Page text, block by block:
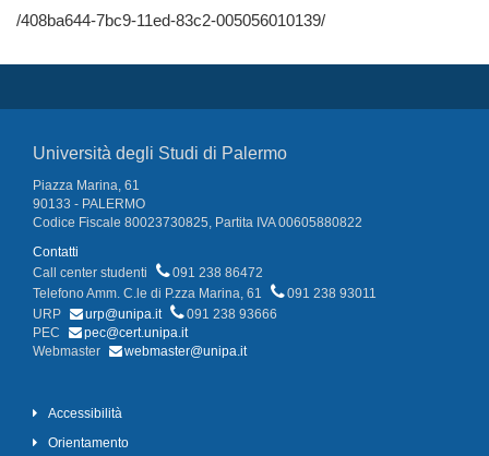
/408ba644-7bc9-11ed-83c2-005056010139/
Università degli Studi di Palermo
Piazza Marina, 61
90133 - PALERMO
Codice Fiscale 80023730825, Partita IVA 00605880822
Contatti
Call center studenti
091 238 86472
Telefono Amm. C.le di P.zza Marina, 61
091 238 93011
URP
urp@unipa.it
091 238 93666
PEC
pec@cert.unipa.it
Webmaster
webmaster@unipa.it
Accessibilità
Orientamento